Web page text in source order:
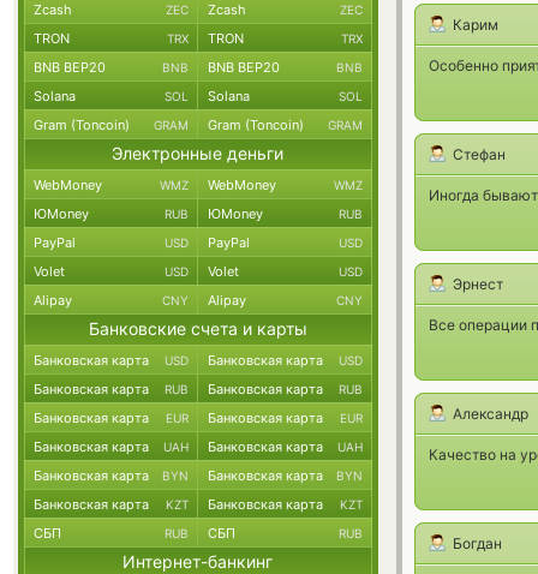
Карим
Особенно
Стефан
Иногда
Эрнест
Все операции
Александр
Качество на
Богдан
Zcash ZEC Zcash ZEC
TRON TRX TRON TRX
BNB BEP20 BNB BNB BEP20 BNB
Solana SOL Solana SOL
Gram (Toncoin) GRAM Gram (Toncoin) GRAM
Электронные деньги
WebMoney WMZ WebMoney WMZ
ЮMoney RUB ЮMoney RUB
PayPal USD PayPal USD
Volet USD Volet USD
Alipay CNY Alipay CNY
Банковские счета и карты
Банковская карта USD Банковская карта USD
Банковская карта RUB Банковская карта RUB
Банковская карта EUR Банковская карта EUR
Банковская карта UAH Банковская карта UAH
Банковская карта BYN Банковская карта BYN
Банковская карта KZT Банковская карта KZT
СБП RUB СБП RUB
Интернет-банкинг